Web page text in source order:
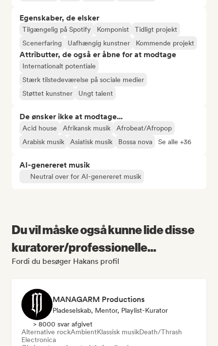
Egenskaber, de elsker
Tilgængelig på Spotify Komponist
Tidligt projekt
Scenerfaring
Uafhængig kunstner Kommende projekt
Attributter, de også er åbne for at modtage
Internationalt potentiale
Stærk tilstedeværelse på sociale medier
Støttet kunstner
Ungt talent
De ønsker ikke at modtage...
Acid house Afrikansk musik
Afrobeat/Afropop
Arabisk musik
Asiatisk musik Bossa nova Se alle +36
AI-genereret musik
Neutral over for AI-genereret musik
Du vil måske også kunne lide disse
kuratorer/professionelle...
Fordi du besøger Hakans profil
MANAGARM Productions
Pladeselskab, Mentor, Playlist-Kurator
> 8000 svar afgivet
Alternative rockAmbientKlassisk musikDeath/Thrash
Electronica